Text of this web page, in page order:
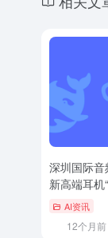
深圳国际
新高端耳机
DarkSide”
AI资讯
12个月前